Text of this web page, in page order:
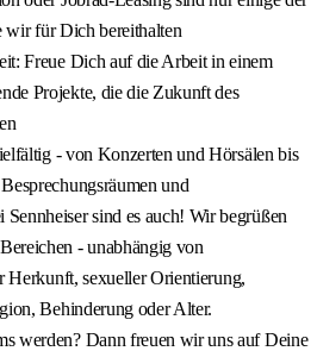
wir für Dich bereithalten
Freue Dich auf die Arbeit in einem
Projekte, die die Zukunft des
- von Konzerten und Hörsälen bis
und
sind es auch! Wir begrüßen
- unabhängig von
Herkunft, sexueller Orientierung,
Behinderung oder Alter.
werden? Dann freuen wir uns auf Deine